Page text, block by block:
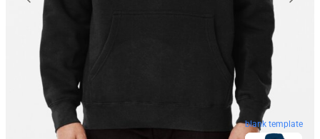
blank template